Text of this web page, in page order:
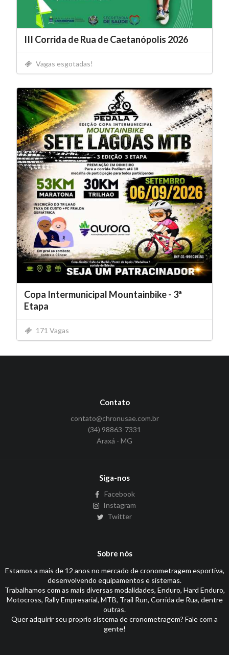
III Corrida de Rua de Caetanópolis 2026
Vagas esgotadas!
Copa Intermunicipal Mountainbike - 3ª
Etapa
171 Vagas
Contato
contato@chronusae.com.br
(34) 98863-7331
Araxá - MG
Siga-nos
Facebook
Instagram
Twitter
Sobre nós
Estamos a mais de 12 anos no mercado de cronometragem esportiva,
desenvolvendo equipamentos e sistemas.
Trabalhamos com as mais diversas modalidades, Enduro, Hard Enduro,
Motocross, Rally Empresarial, MTB, Trail Run, Corrida de Rua, dentre
outras.
Quer adquirir seu proprio sistema de cronometragem? Fale com a
gente!